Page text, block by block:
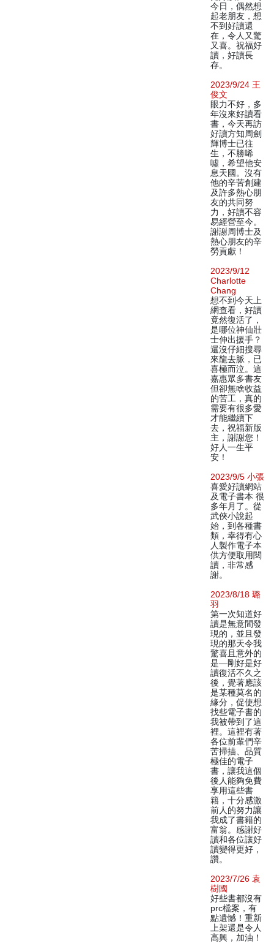
今日，偶然想
起老朋友，想
不到好讀還
在，令人又驚
又喜。祝福好
讀，好讀長
存。
2023/9/24 王
俊文
眼力不好，多
年沒來好讀看
書，今天再訪
好讀方知周劍
輝博士已往
生，不勝唏
噓，希望他安
息天國。沒有
他的辛苦創建
及許多熱心朋
友的共同努
力，好讀不容
易經營至今。
謝謝周博士及
熱心朋友的辛
勞貢獻！
2023/9/12
Charlotte
Chang
想不到今天上
網查看，好讀
竟然復活了，
是哪位神仙壯
士伸出援手？
還沒仔細搜尋
來龍去脈，已
喜極而泣。這
嘉惠眾多書友
但卻無啥收益
的苦工，真的
需要有很多愛
才能繼續下
去，祝福新版
主，謝謝您！
好人一生平
安！
2023/9/5 小張
喜愛好讀網站
及電子書本 很
多年月了。從
武俠小說起
始，到各種書
類，幸得有心
人製作電子本
供方便取用閱
讀，非常感
謝。
2023/8/18 璐
羽
第一次知道好
讀是無意間發
現的，並且發
現的那天令我
驚喜且意外的
是—剛好是好
讀復活不久之
後，覺著應該
是某種莫名的
緣分，促使想
找些電子書的
我被帶到了這
裡。這裡有著
各位前輩們辛
苦掃描、品質
極佳的電子
書，讓我這個
後人能夠免費
享用這些書
籍，十分感激
前人的努力讓
我成了書籍的
富翁。感謝好
讀和各位讓好
讀變得更好，
讚。
2023/7/26 袁
樹國
好些書都沒有
prc檔案，有
點遺憾！重新
上架還是令人
高興，加油！